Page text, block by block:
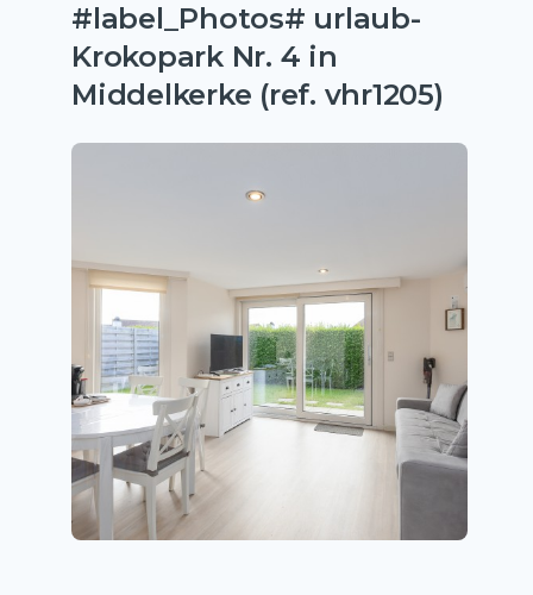
#label_Photos# urlaub-
Krokopark Nr. 4 in
Middelkerke (ref. vhr1205)